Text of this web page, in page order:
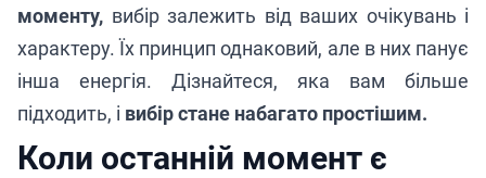
моменту, вибір залежить від ваших очікувань і
характеру. Їх принцип однаковий, але в них панує
інша енергія. Дізнайтеся, яка вам більше
підходить, і вибір стане набагато простішим.
Коли останній момент є